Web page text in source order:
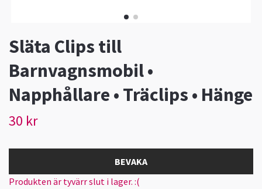
Släta Clips till
Barnvagnsmobil •
Napphållare • Träclips • Hänge
30 kr
BEVAKA
Produkten är tyvärr slut i lager. :(